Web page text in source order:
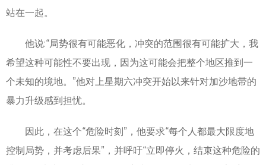
站在一起。
他说:“局势很有可能恶化，冲突的范围很有可能扩大，我
希望这种可能性不要出现，因为这可能会把整个地区推到一
个未知的境地。”他对上星期六冲突开始以来针对加沙地带的
暴力升级感到担忧。
因此，在这个“危险时刻”，他要求“每个人都最大限度地
控制局势，并考虑后果”，并呼吁“立即停火，结束这种危险的